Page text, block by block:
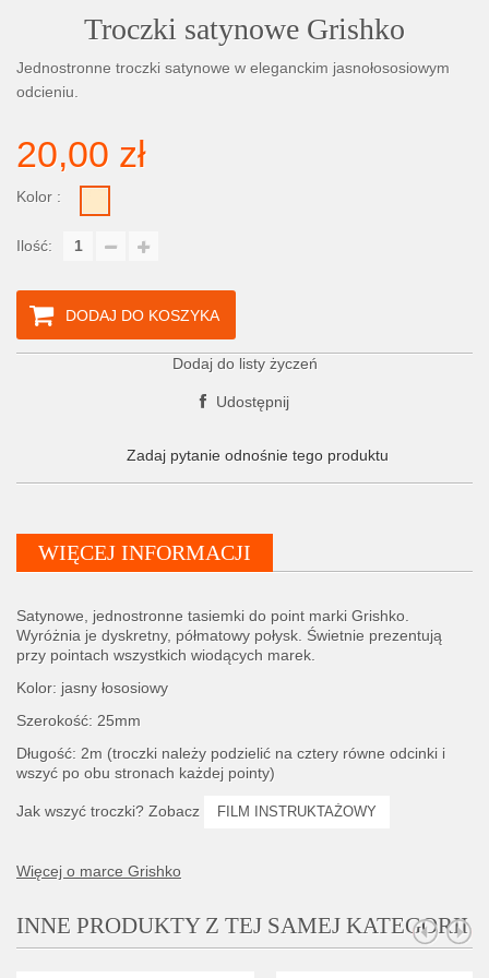
Troczki satynowe Grishko
Jednostronne troczki satynowe w eleganckim jasnołososiowym
odcieniu.
20,00 zł
Kolor :
Ilość:
DODAJ DO KOSZYKA
Dodaj do listy życzeń
Udostępnij
Zadaj pytanie odnośnie tego produktu
WIĘCEJ INFORMACJI
Satynowe, jednostronne tasiemki do point marki Grishko.
Wyróżnia je dyskretny, półmatowy połysk. Świetnie prezentują
przy pointach wszystkich wiodących marek.
Kolor: jasny łososiowy
Szerokość: 25mm
Długość: 2m (troczki należy podzielić na cztery równe odcinki i
wszyć po obu stronach każdej pointy)
Jak wszyć troczki? Zobacz FILM INSTRUKTAŻOWY
Więcej o marce Grishko
INNE PRODUKTY Z TEJ SAMEJ KATEGORII